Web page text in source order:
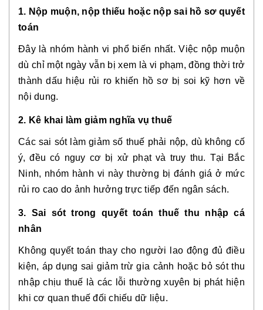
1. Nộp muộn, nộp thiếu hoặc nộp sai hồ sơ quyết
toán
Đây là nhóm hành vi phổ biến nhất. Việc nộp muộn
dù chỉ một ngày vẫn bị xem là vi phạm, đồng thời trở
thành dấu hiệu rủi ro khiến hồ sơ bị soi kỹ hơn về
nội dung.
2. Kê khai làm giảm nghĩa vụ thuế
Các sai sót làm giảm số thuế phải nộp, dù không cố
ý, đều có nguy cơ bị xử phạt và truy thu. Tại Bắc
Ninh, nhóm hành vi này thường bị đánh giá ở mức
rủi ro cao do ảnh hưởng trực tiếp đến ngân sách.
3. Sai sót trong quyết toán thuế thu nhập cá
nhân
Không quyết toán thay cho người lao động đủ điều
kiện, áp dụng sai giảm trừ gia cảnh hoặc bỏ sót thu
nhập chịu thuế là các lỗi thường xuyên bị phát hiện
khi cơ quan thuế đối chiếu dữ liệu.